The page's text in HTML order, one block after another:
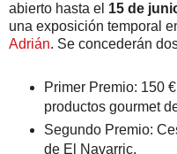
abierto hasta el 15 de
una exposición temporal
Adrián. Se concederán
Primer Premio: 150
productos gourmet
Segundo Premio:
de El Navarric.